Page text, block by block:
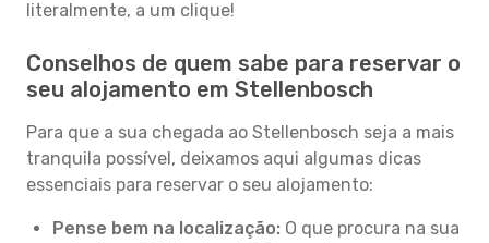
literalmente, a um clique!
Conselhos de quem sabe para reservar o
seu alojamento em Stellenbosch
Para que a sua chegada ao Stellenbosch seja a mais
tranquila possível, deixamos aqui algumas dicas
essenciais para reservar o seu alojamento:
Pense bem na localização: O que procura na sua